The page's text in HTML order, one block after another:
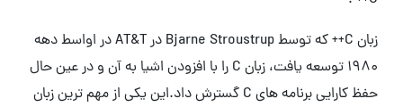
زبان C++ که توسط Bjarne Stroustrup در AT&T در اواسط دهه
1980 توسعه یافت، زبان C را با افزودن اشیا به آن و در عین حال
حفظ کارایی برنامه های C گسترش داد.این یکی از مهم ترین زبان